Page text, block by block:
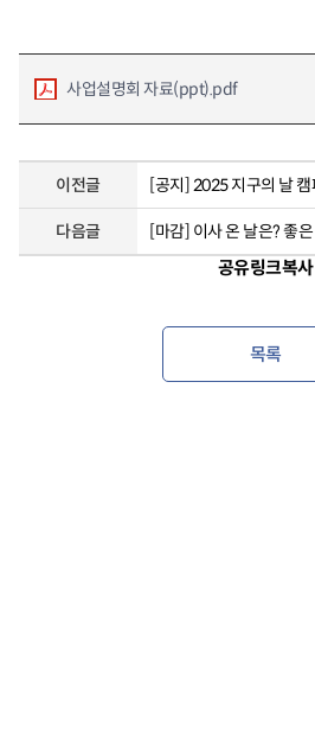
사업설명회 자료(ppt).pdf
이전글
다음글
공유링크복사
목록